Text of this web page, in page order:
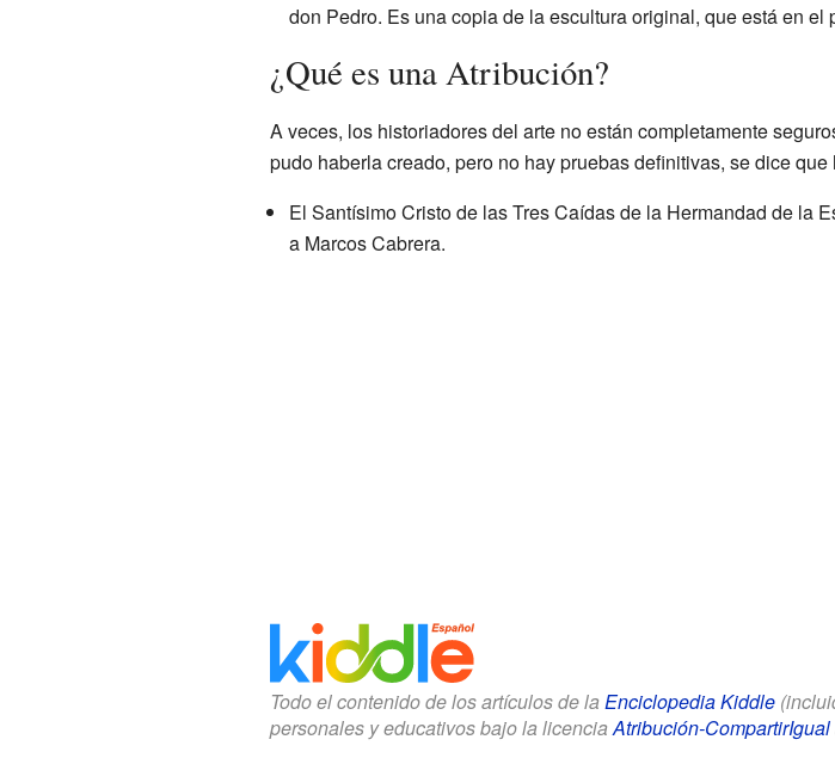
don Pedro. Es una copia de la escultura original, que está en
¿Qué es una Atribución?
A veces, los historiadores del arte no están completamente
pudo haberla creado, pero no hay pruebas definitivas, se dice
El Santísimo Cristo de las Tres Caídas de la Hermandad de la
a Marcos Cabrera.
Todo el contenido de los artículos de la Enciclopedia Kiddle
personales y educativos bajo la licenciaAtribución-CompartirIgual